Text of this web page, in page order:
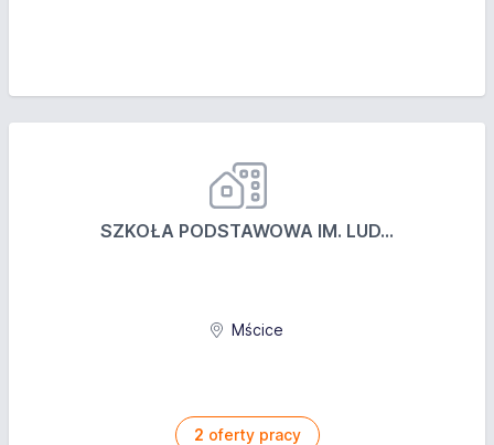
SZKOŁA PODSTAWOWA IM. LUD...
Mścice
2 oferty pracy